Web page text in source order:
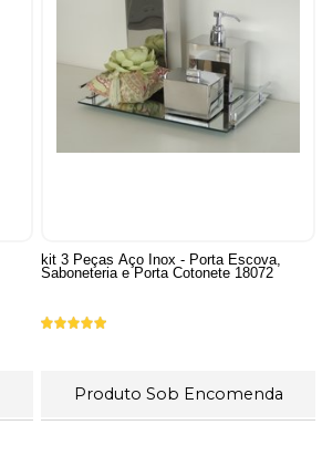
kit 3 Peças Aço Inox - Porta Escova,
Saboneteria e Porta Cotonete 18072
Produto Sob Encomenda